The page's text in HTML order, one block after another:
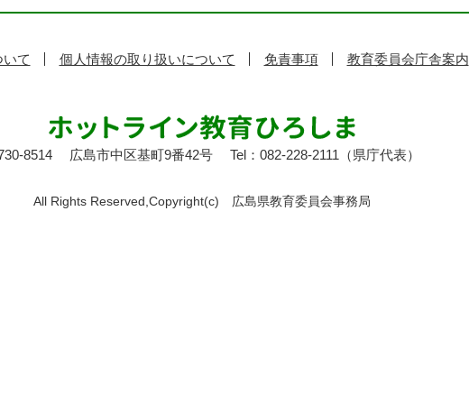
て 個人情報の取り扱いについて 免責事項 教育委員会庁舎案内
8514 広島市中区基町9番42号 Tel：082-228-2111（県庁代表）
All Rights Reserved,Copyright(c) 広島県教育委員会事務局